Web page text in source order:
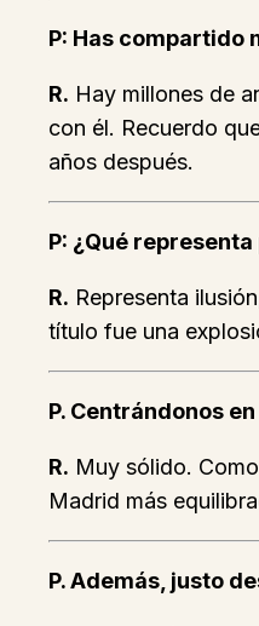
P: Has compartido
R. Hay millones de
con él. Recuerdo
años después.
P: ¿Qué
R. Representa
título fue una
P. Centrándonos
R. Muy sólido.
Madrid más
P. Además, justo